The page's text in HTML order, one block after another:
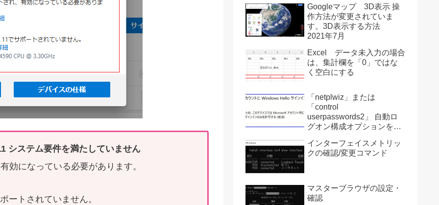
システム要件を満たしていません
効になっている必要があります。
ートされていません。
Googleマップ 3D表示 操
作方法が変更されていま
す。3D表示する方法
2021年7月
Excel データ未入力の場合
は、集計欄を「0」ではな
く空白にする
「netplwiz」または
「control
userpasswords2」 自動ロ
グオン構成オプションを復
インターフェイスメトリッ
クの確認/変更コマンド
マスターブラウザの設定・
確認